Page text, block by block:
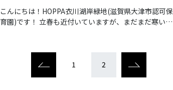
こんにちは！HOPPA衣川湖岸緑地(滋賀県大津市認可保
育園)です！ 立春も近付いていますが、まだまだ寒い日
1 2